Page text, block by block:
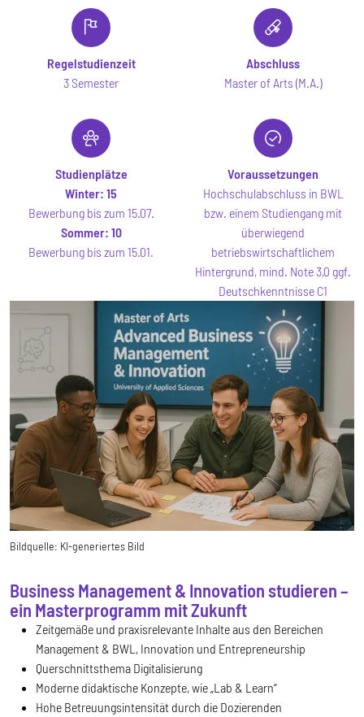
Regelstudienzeit
3 Semester
Abschluss
Master of Arts (M.A.)
Studienplätze
Winter: 15
Bewerbung bis zum 15.07.
Sommer: 10
Bewerbung bis zum 15.01.
Voraussetzungen
Hochschulabschluss in BWL
bzw. einem Studiengang mit
überwiegend
betriebswirtschaftlichem
Hintergrund, mind. Note 3,0 ggf.
Deutschkenntnisse C1
Bildquelle: KI-generiertes Bild
Business Management & Innovation studieren –
ein Masterprogramm mit Zukunft
Zeitgemäße und praxisrelevante Inhalte aus den Bereichen
Management & BWL, Innovation und Entrepreneurship
Querschnittsthema Digitalisierung
Moderne didaktische Konzepte, wie „Lab & Learn“
Hohe Betreuungsintensität durch die Dozierenden